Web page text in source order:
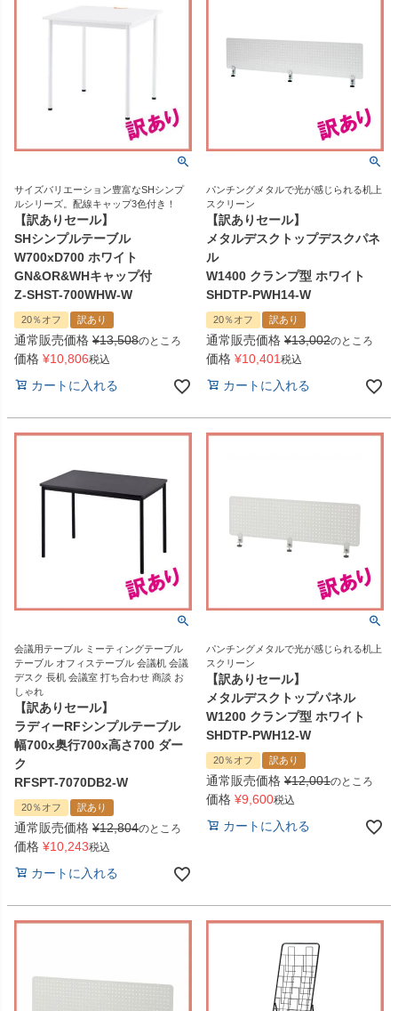
サイズバリエーション豊富なSHシンプ
ルシリーズ。配線キャップ3色付き！
【訳ありセール】
SHシンプルテーブル
W700xD700 ホワイト
GN&OR&WHキャップ付
Z-SHST-700WHW-W
20％オフ 訳あり
通常販売価格 ¥13,508のところ
価格 ¥10,806税込
カートに入れる
パンチングメタルで光が感じられる机上
スクリーン
【訳ありセール】
メタルデスクトップデスクパネ
ル
W1400 クランプ型 ホワイト
SHDTP-PWH14-W
20％オフ 訳あり
通常販売価格 ¥13,002のところ
価格 ¥10,401税込
カートに入れる
会議用テーブル ミーティングテーブル
テーブル オフィステーブル 会議机 会議
デスク 長机 会議室 打ち合わせ 商談 お
しゃれ
【訳ありセール】
ラディーRFシンプルテーブル
幅700x奥行700x高さ700 ダー
ク
RFSPT-7070DB2-W
20％オフ 訳あり
通常販売価格 ¥12,804のところ
価格 ¥10,243税込
カートに入れる
パンチングメタルで光が感じられる机上
スクリーン
【訳ありセール】
メタルデスクトップパネル
W1200 クランプ型 ホワイト
SHDTP-PWH12-W
20％オフ 訳あり
通常販売価格 ¥12,001のところ
価格 ¥9,600税込
カートに入れる